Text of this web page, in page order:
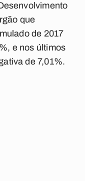
que
de 2017
e nos últimos
de 7,01%.